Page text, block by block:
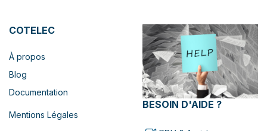
COTELEC
À propos
Blog
Documentation
Mentions Légales
BESOIN D'AIDE ?